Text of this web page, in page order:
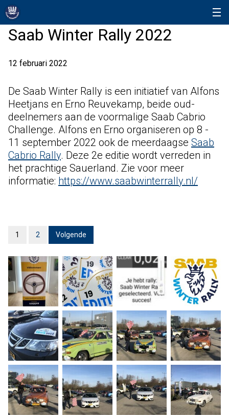
Saab Winter Rally 2022
12 februari 2022
De Saab Winter Rally is een initiatief van Alfons
Heetjans en Erno Reuvekamp, beide oud-
deelnemers aan de voormalige Saab Cabrio
Challenge. Alfons en Erno organiseren op 8 -
11 september 2022 ook de meerdaagse Saab
Cabrio Rally. Deze 2e editie wordt verreden in
het prachtige Sauerland. Zie voor meer
informatie: https://www.saabwinterrally.nl/
1 2 Volgende